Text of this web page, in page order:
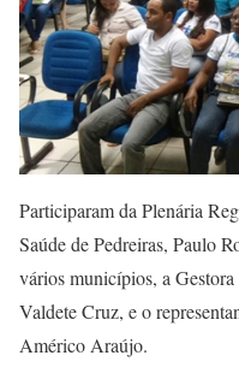
Participaram da Plenária
Saúde de Pedreiras, Paulo
vários municípios, a
Valdete Cruz, e o
Américo Araújo.